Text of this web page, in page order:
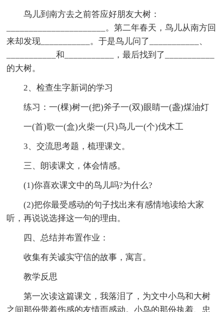
鸟儿到南方去之前答应好朋友大树：
______________________。第二年春天，鸟儿从南方回
来却发现___________。于是鸟儿问了___________、
___________和___________，最后找到了___________
的大树。
2、检查生字新词的学习
练习：一(棵)树一(把)斧子一(双)眼睛一(盏)煤油灯
一(首)歌一(盒)火柴一(只)鸟儿一(个)伐木工
3、交流思考题，梳理课文。
三、朗读课文，体会情感。
(1)你喜欢课文中的鸟儿吗?为什么?
(2)把你最受感动的句子找出来有感情地读给大家
听，再说说选择这一句的理由。
四、总结并布置作业：
收集有关诚实守信的故事，寓言。
教学反思
第一次读这篇课文，我落泪了，为文中小鸟和大树
之间那份带着伤感的友情而感动。小鸟的那份执着、忠